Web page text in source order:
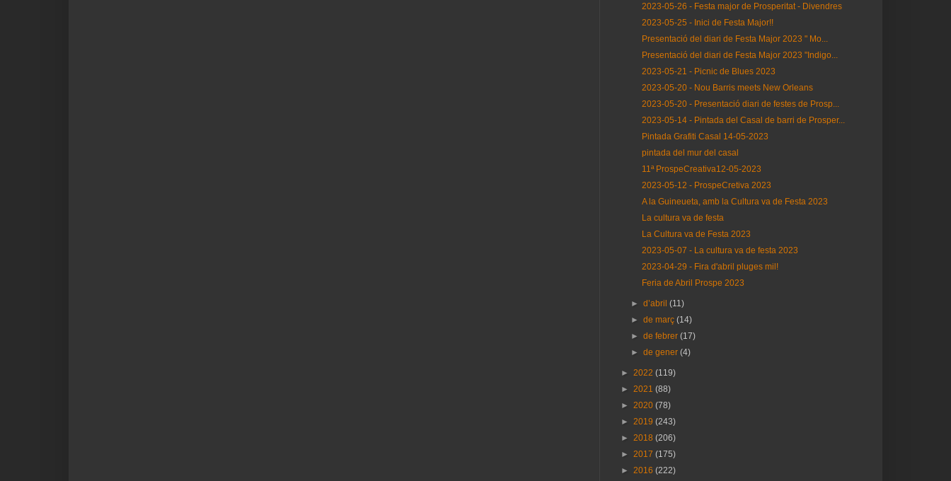
2023-05-26 - Festa major de Prosperitat - Divendres
2023-05-25 - Inici de Festa Major!!
Presentació del diari de Festa Major 2023 " Mo...
Presentació del diari de Festa Major 2023 "Indigo...
2023-05-21 - Picnic de Blues 2023
2023-05-20 - Nou Barris meets New Orleans
2023-05-20 - Presentació diari de festes de Prosp...
2023-05-14 - Pintada del Casal de barri de Prosper...
Pintada Grafiti Casal 14-05-2023
pintada del mur del casal
11ª ProspeCreativa12-05-2023
2023-05-12 - ProspeCretiva 2023
A la Guineueta, amb la Cultura va de Festa 2023
La cultura va de festa
La Cultura va de Festa 2023
2023-05-07 - La cultura va de festa 2023
2023-04-29 - Fira d'abril pluges mil!
Feria de Abril Prospe 2023
►d’abril(11)
►de març(14)
►de febrer(17)
►de gener(4)
► 2022 (119)
► 2021 (88)
► 2020 (78)
► 2019 (243)
► 2018 (206)
► 2017 (175)
► 2016 (222)